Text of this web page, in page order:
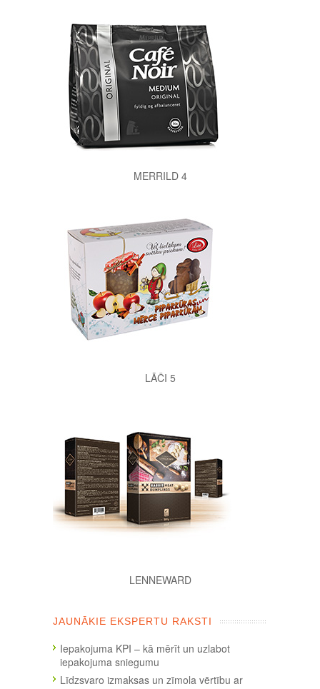
MERRILD 4
LĀČI 5
LENNEWARD
JAUNĀKIE EKSPERTU RAKSTI
Iepakojuma KPI – kā mērīt un uzlabot
iepakojuma sniegumu
Līdzsvaro izmaksas un zīmola vērtību ar